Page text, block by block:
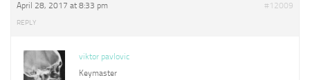
April 28, 2017 at 8:33 pm #12009
REPLY
viktor pavlovic
Keymaster